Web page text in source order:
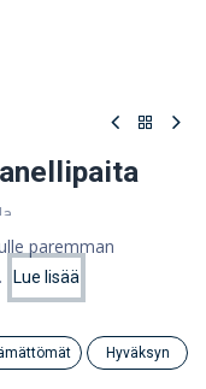
ostoskoriin
paremman
Lue lisää
Hyväksyn